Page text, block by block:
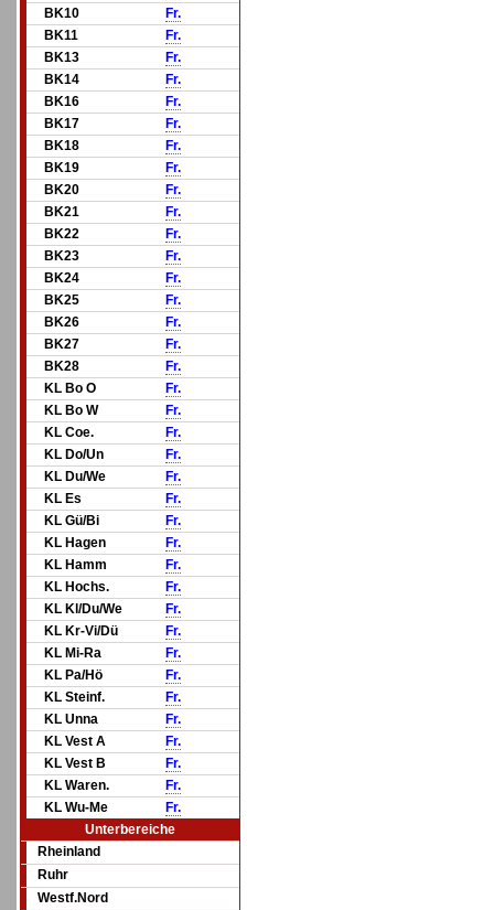
BK10
Fr.
BK11
Fr.
BK13
Fr.
BK14
Fr.
BK16
Fr.
BK17
Fr.
BK18
Fr.
BK19
Fr.
BK20
Fr.
BK21
Fr.
BK22
Fr.
BK23
Fr.
BK24
Fr.
BK25
Fr.
BK26
Fr.
BK27
Fr.
BK28
Fr.
KL Bo O
Fr.
KL Bo W
Fr.
KL Coe.
Fr.
KL Do/Un
Fr.
KL Du/We
Fr.
KL Es
Fr.
KL Gü/Bi
Fr.
KL Hagen
Fr.
KL Hamm
Fr.
KL Hochs.
Fr.
KL Kl/Du/We
Fr.
KL Kr-Vi/Dü
Fr.
KL Mi-Ra
Fr.
KL Pa/Hö
Fr.
KL Steinf.
Fr.
KL Unna
Fr.
KL Vest A
Fr.
KL Vest B
Fr.
KL Waren.
Fr.
KL Wu-Me
Fr.
Unterbereiche
Rheinland
Ruhr
Westf.Nord